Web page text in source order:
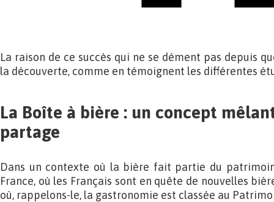
La raison de ce succès qui ne se dément pas depuis
la découverte, comme en témoignent les différentes
La Boîte à bière : un concept
partage
Dans un contexte où la bière fait partie du
France, où les Français sont en quête de nouvelles
où, rappelons-le, la gastronomie est classée au